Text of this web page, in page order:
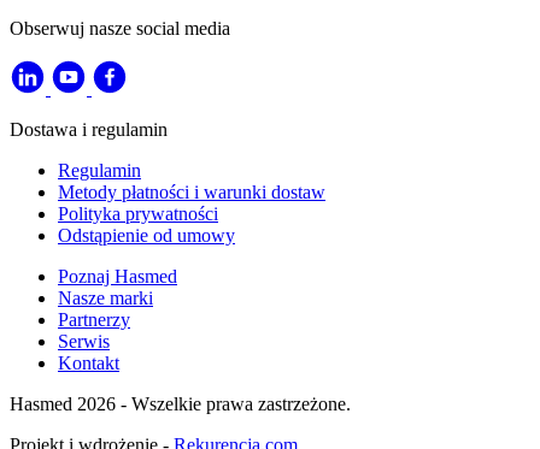
Obserwuj nasze social media
Dostawa i regulamin
Regulamin
Metody płatności i warunki dostaw
Polityka prywatności
Odstąpienie od umowy
Poznaj Hasmed
Nasze marki
Partnerzy
Serwis
Kontakt
Hasmed 2026 - Wszelkie prawa zastrzeżone.